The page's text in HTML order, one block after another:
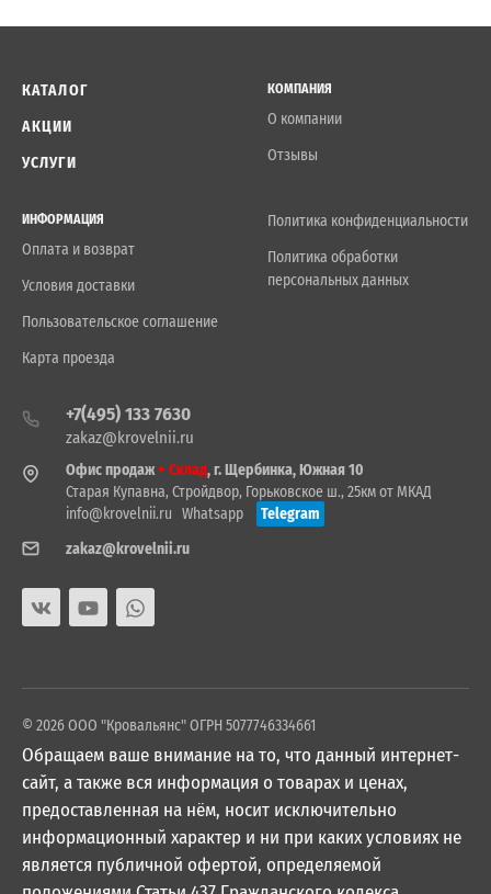
КАТАЛОГ
АКЦИИ
УСЛУГИ
КОМПАНИЯ
О компании
Отзывы
ИНФОРМАЦИЯ
Оплата и возврат
Условия доставки
Пользовательское соглашение
Карта проезда
Политика конфиденциальности
Политика обработки
персональных данных
+7(495) 133 7630
zakaz@krovelnii.ru
Офис продаж+ Склад, г. Щербинка, Южная 10
Старая Купавна, Стройдвор, Горьковское ш., 25км от МКАД
info@krovelnii.ru Whatsapp
Telegram
zakaz@krovelnii.ru
© 2026 ООО "Кровальянс" ОГРН 5077746334661
Обращаем ваше внимание на то, что данный интернет-
сайт, а также вся информация о товарах и ценах,
предоставленная на нём, носит исключительно
информационный характер и ни при каких условиях не
является публичной офертой, определяемой